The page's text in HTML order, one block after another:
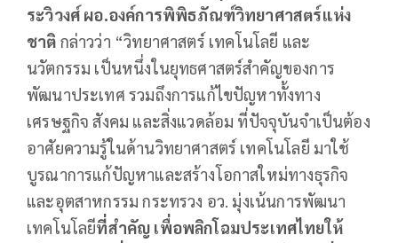
ระวิวงศ์ ผอ.องค์การพิพิธภัณฑ์วิทยาศาสตร์แห่ง
ชาติ กล่าวว่า “วิทยาศาสตร์ เทคโนโลยี และ
นวัตกรรม เป็นหนึ่งในยุทธศาสตร์สำคัญของการ
พัฒนาประเทศ รวมถึงการแก้ไขปัญหาทั้งทาง
เศรษฐกิจ สังคม และสิ่งแวดล้อม ที่ปัจจุบันจำเป็นต้อง
อาศัยความรู้ในด้านวิทยาศาสตร์ เทคโนโลยี มาใช้
บูรณาการแก้ปัญหาและสร้างโอกาสใหม่ทางธุรกิจ
และอุตสาหกรรม กระทรวง อว. มุ่งเน้นการพัฒนา
เทคโนโลยีที่สำคัญ เพื่อพลิกโฉมประเทศไทยให้